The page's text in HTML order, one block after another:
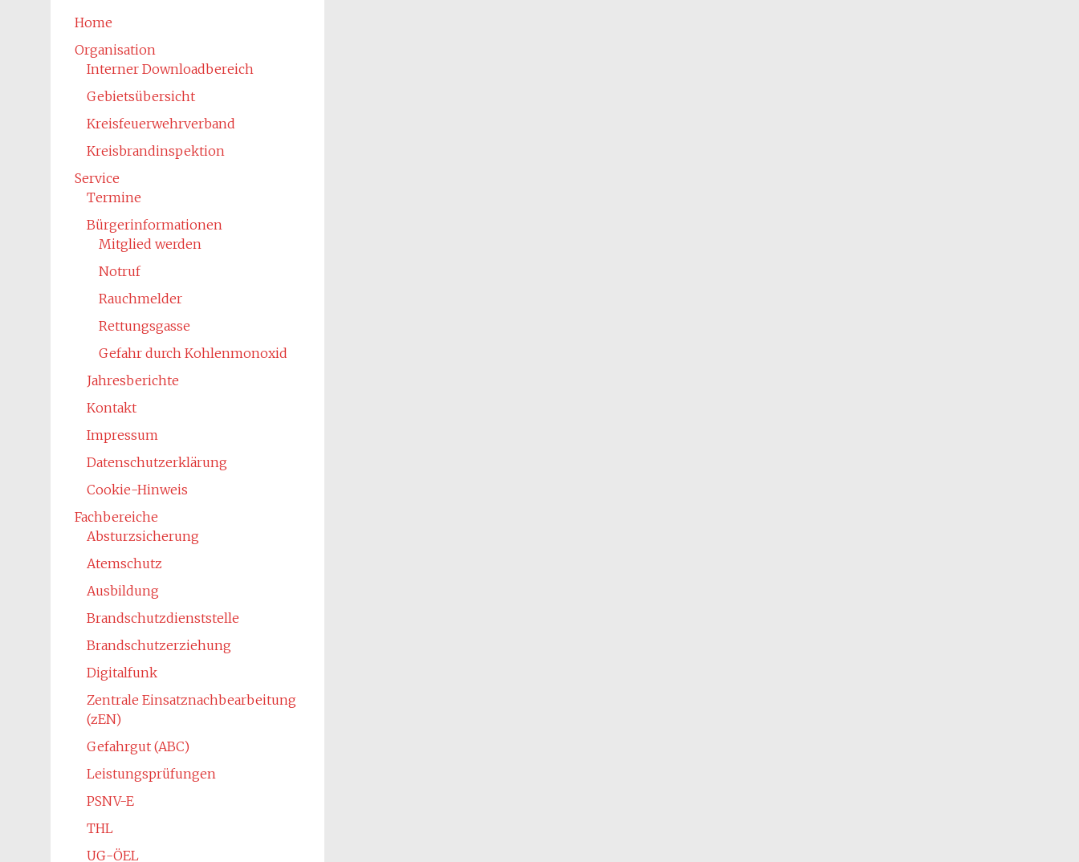
Home
Organisation
Interner Downloadbereich
Gebietsübersicht
Kreisfeuerwehrverband
Kreisbrandinspektion
Service
Termine
Bürgerinformationen
Mitglied werden
Notruf
Rauchmelder
Rettungsgasse
Gefahr durch Kohlenmonoxid
Jahresberichte
Kontakt
Impressum
Datenschutzerklärung
Cookie-Hinweis
Fachbereiche
Absturzsicherung
Atemschutz
Ausbildung
Brandschutzdienststelle
Brandschutzerziehung
Digitalfunk
Zentrale Einsatznachbearbeitung
(zEN)
Gefahrgut (ABC)
Leistungsprüfungen
PSNV-E
THL
UG-ÖEL